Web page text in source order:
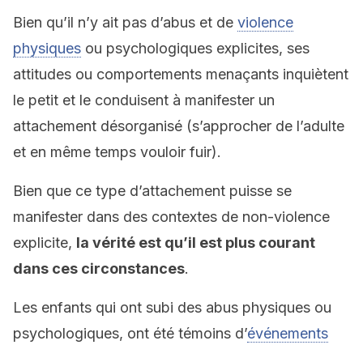
Bien qu’il n’y ait pas d’abus et de violence
physiques ou psychologiques explicites, ses
attitudes ou comportements menaçants inquiètent
le petit et le conduisent à manifester un
attachement désorganisé (s’approcher de l’adulte
et en même temps vouloir fuir).
Bien que ce type d’attachement puisse se
manifester dans des contextes de non-violence
explicite, la vérité est qu’il est plus courant
dans ces circonstances.
Les enfants qui ont subi des abus physiques ou
psychologiques, ont été témoins d’événements